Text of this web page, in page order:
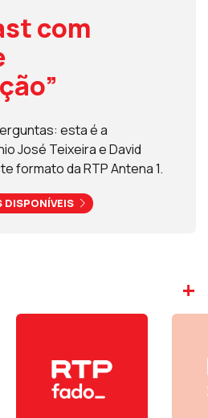
com
esta é a
José Teixeira e David
formato da RTP Antena 1.
DISPONÍVEIS
+